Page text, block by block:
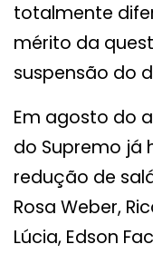
totalmente
mérito da
suspensão do
Em agosto do
do Supremo já
redução de
Rosa Weber,
Lúcia, Edson